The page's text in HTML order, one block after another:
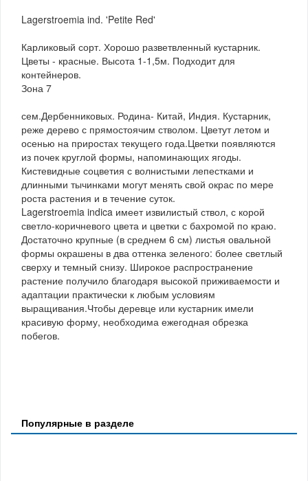
Lagerstroemia ind. 'Petite Red'
Карликовый сорт. Хорошо разветвленный кустарник.
Цветы - красные. Высота 1-1,5м. Подходит для
контейнеров.
Зона 7
сем.Дербенниковых. Родина- Китай, Индия. Кустарник,
реже дерево с прямостоячим стволом. Цветут летом и
осенью на приростах текущего года.Цветки появляются
из почек круглой формы, напоминающих ягоды.
Кистевидные соцветия с волнистыми лепестками и
длинными тычинками могут менять свой окрас по мере
роста растения и в течение суток.
Lagerstroemia indica имеет извилистый ствол, с корой
светло-коричневого цвета и цветки с бахромой по краю.
Достаточно крупные (в среднем 6 см) листья овальной
формы окрашены в два оттенка зеленого: более светлый
сверху и темный снизу. Широкое распространение
растение получило благодаря высокой приживаемости и
адаптации практически к любым условиям
выращивания.Чтобы деревце или кустарник имели
красивую форму, необходима ежегодная обрезка
побегов.
Популярные в разделе